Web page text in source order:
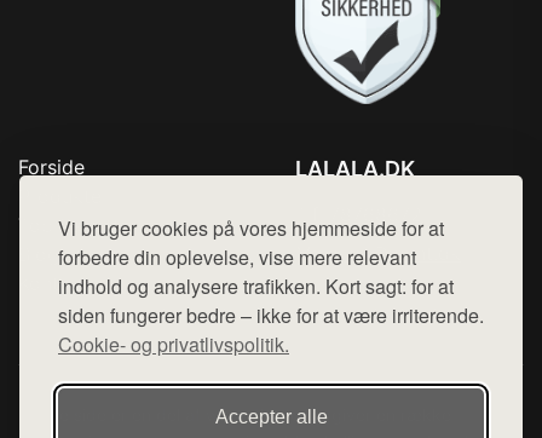
Vi bruger cookies på vores hjemmeside for at
forbedre din oplevelse, vise mere relevant
indhold og analysere trafikken. Kort sagt: for at
siden fungerer bedre – ikke for at være irriterende.
Cookie- og privatlivspolitik.
Accepter alle
Forside
Top Rabatter
Blog
Kontakt
LALALA.DK
Mail: hej@want.dk
Cookie- og privatlivspolitik
Denne side er en del af want.dk, der udgiver en række